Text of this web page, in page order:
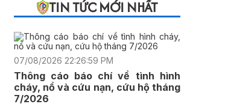
TIN TỨC MỚI NHẤT
07/08/2026 22:26:59 PM
Thông cáo báo chí về tình hình
cháy, nổ và cứu nạn, cứu hộ tháng
7/2026